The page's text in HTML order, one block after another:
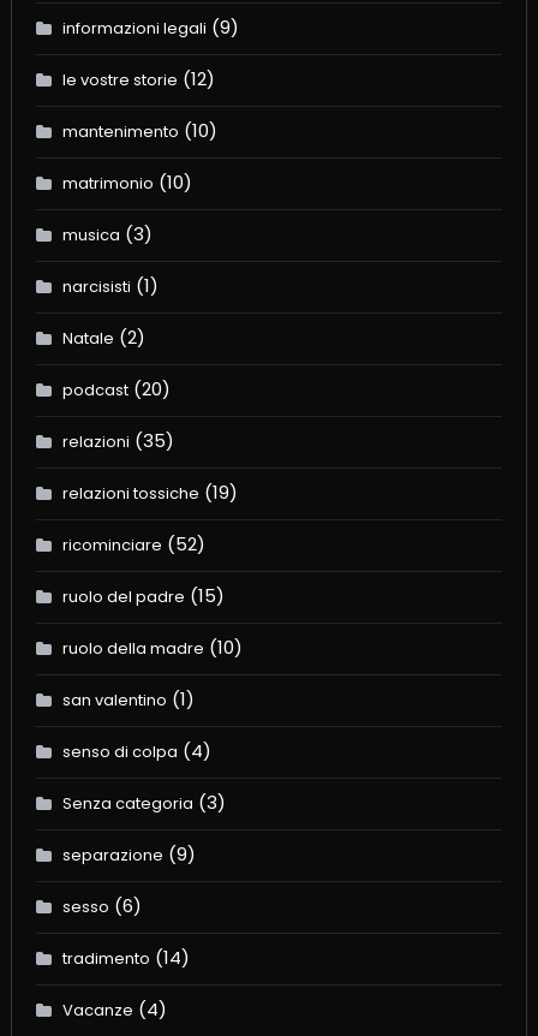
informazioni legali (9)
le vostre storie (12)
mantenimento (10)
matrimonio (10)
musica (3)
narcisisti (1)
Natale (2)
podcast(20)
relazioni (35)
relazioni tossiche (19)
ricominciare (52)
ruolo del padre (15)
ruolo della madre (10)
san valentino (1)
senso di colpa (4)
Senza categoria (3)
separazione (9)
sesso (6)
tradimento (14)
Vacanze (4)